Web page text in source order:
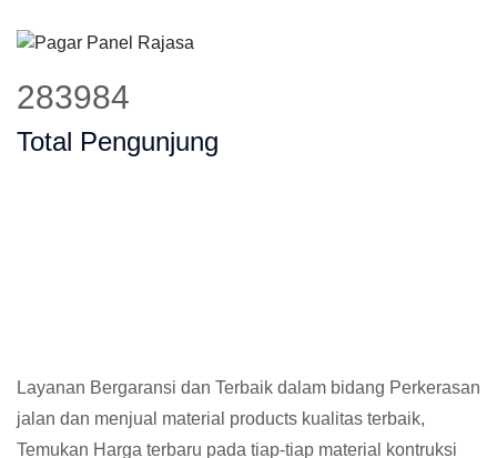
364968
Total Pengunjung
Layanan Bergaransi dan Terbaik dalam bidang Perkerasan
jalan dan menjual material products kualitas terbaik,
Temukan Harga terbaru pada tiap-tiap material kontruksi